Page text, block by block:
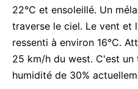
22°C et ensoleillé. Un
traverse le ciel. Le vent et
ressenti à environ 16°C.
25 km/h du west. C'est un
humidité de 30%